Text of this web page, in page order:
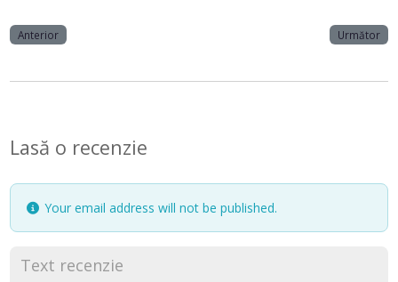
Anterior Următor
Lasă o recenzie
Your email address will not be published.